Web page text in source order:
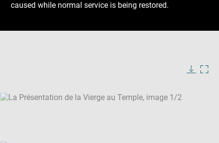
caused while normal service is being restored.
SKIP IMAGE CAROUSEL
Download
Next
Previous